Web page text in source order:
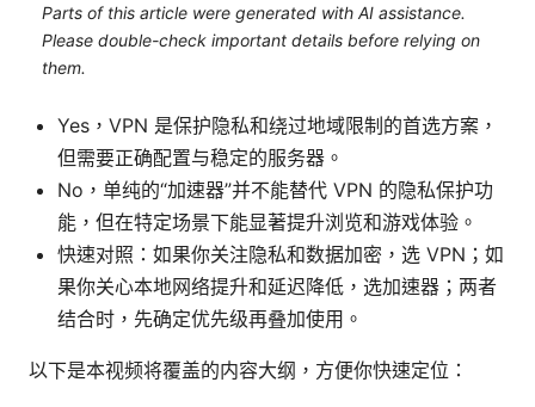
Parts of this article were generated with AI assistance.
Please double-check important details before relying on
them.
Yes，VPN 是保护隐私和绕过地域限制的首选方案，
但需要正确配置与稳定的服务器。
No，单纯的“加速器”并不能替代 VPN 的隐私保护功
能，但在特定场景下能显著提升浏览和游戏体验。
快速对照：如果你关注隐私和数据加密，选 VPN；如
果你关心本地网络提升和延迟降低，选加速器；两者
结合时，先确定优先级再叠加使用。
以下是本视频将覆盖的内容大纲，方便你快速定位：